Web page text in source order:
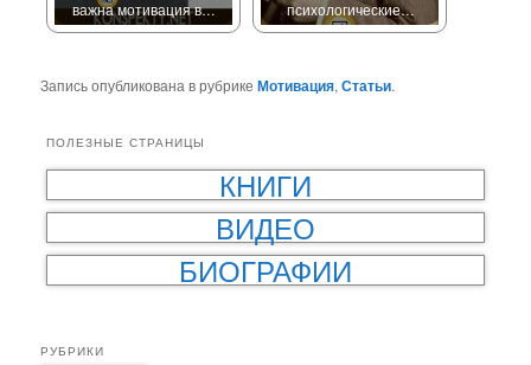
важна мотивация в…
психологические…
Запись опубликована в рубрикеМотивация,Статьи.
ПОЛЕЗНЫЕ СТРАНИЦЫ
КНИГИ
ВИДЕО
БИОГРАФИИ
РУБРИКИ